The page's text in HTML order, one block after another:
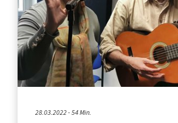
28.03.2022 - 54 Min.